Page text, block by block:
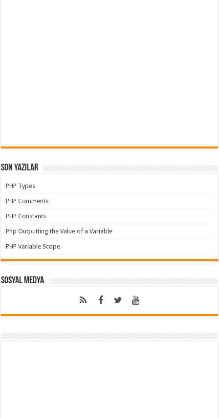
Son Yazılar
PHP Types
PHP Comments
PHP Constants
Php Outputting the Value of a Variable
PHP Variable Scope
Sosyal Medya